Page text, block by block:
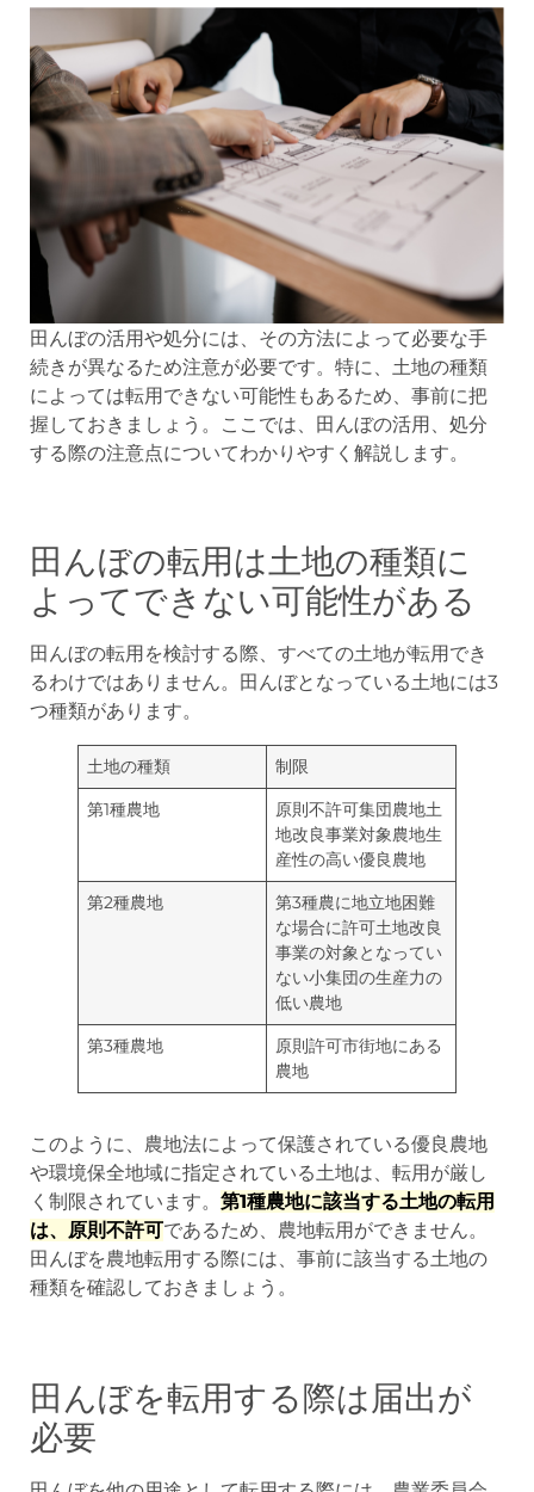
田んぼの活用や処分には、その方法によって必要な手
続きが異なるため注意が必要です。特に、土地の種類
によっては転用できない可能性もあるため、事前に把
握しておきましょう。ここでは、田んぼの活用、処分
する際の注意点についてわかりやすく解説します。
田んぼの転用は土地の種類に
よってできない可能性がある
田んぼの転用を検討する際、すべての土地が転用でき
るわけではありません。田んぼとなっている土地には3
つ種類があります。
土地の種類
制限
第1種農地
原則不許可集団農地土
地改良事業対象農地生
産性の高い優良農地
第2種農地
第3種農に地立地困難
な場合に許可土地改良
事業の対象となってい
ない小集団の生産力の
低い農地
第3種農地
原則許可市街地にある
農地
このように、農地法によって保護されている優良農地
や環境保全地域に指定されている土地は、転用が厳し
く制限されています。 第1種農地に該当する土地の転用
は、原則不許可であるため、農地転用ができません。
田んぼを農地転用する際には、事前に該当する土地の
種類を確認しておきましょう。
田んぼを転用する際は届出が
必要